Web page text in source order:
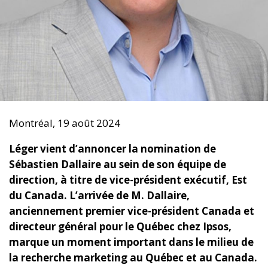
Montréal, 19 août 2024
Léger vient d’annoncer la nomination de
Sébastien Dallaire au sein de son équipe de
direction, à titre de vice-président exécutif, Est
du Canada. L’arrivée de M. Dallaire,
anciennement premier vice-président Canada et
directeur général pour le Québec chez Ipsos,
marque un moment important dans le milieu de
la recherche marketing au Québec et au Canada.